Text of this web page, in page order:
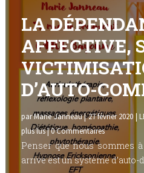
LA
AFFECTIVE,
D’AUTO-
parMarie Janneau|27 février 2020 |
plus lus| 0 Commentaires
Penser que nous sommes
arrive est un système d’auto-